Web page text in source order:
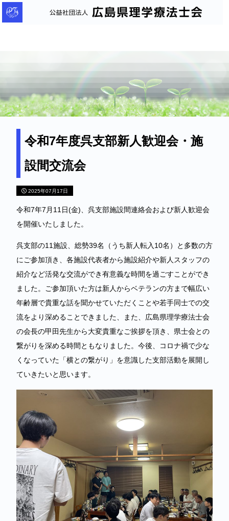
公
益
島
令和7年度呉支部新人歓迎会・施
設間交流会
2025年07月17日
令和7年7月11日(金)、呉支部施設間連絡会および新人歓迎会
を開催いたしました。
呉支部の11施設、総勢39名（うち新人転入10名）と多数の方
にご参加頂き、各施設代表者から施設紹介や新人スタッフの
紹介など活発な交流ができ有意義な時間を過ごすことができ
ました。ご参加頂いた方は新人からベテランの方まで幅広い
年齢層で貴重な話を聞かせていただくことや若手同士での交
流をより深めることできました、また、広島県理学療法士会
の会長の甲田先生から大変貴重なご挨拶を頂き、県士会との
繋がりを深める時間ともなりました。今後、コロナ禍で少な
くなっていた「横との繋がり」を意識した支部活動を展開し
ていきたいと思います。